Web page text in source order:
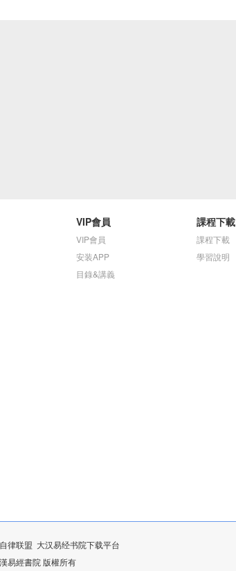
VIP會員
VIP會員
安装APP
目錄&講義
課程下載
課程下載
學習說明
律联盟 大汉易经书院下载平台
易經書院 版權所有